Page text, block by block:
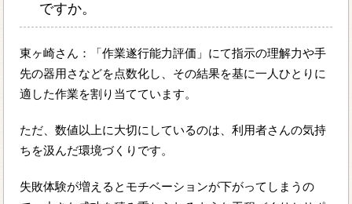
ですか。
東ヶ崎さん：「作業遂行能力評価」にて指示の理解力や手
先の器用さなどを点数化し、その結果を基に一人ひとりに
適した作業を割り当てています。
ただ、数値以上に大切にしているのは、利用者さんの気持
ちを汲んだ環境づくりです。
失敗体験が増えるとモチベーションが下がってしまうの